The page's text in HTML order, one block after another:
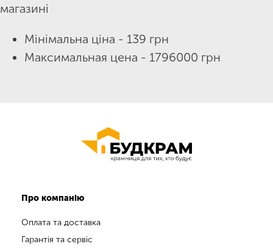
магазині
Мінімальна ціна - 139 грн
Максимальная цена - 1796000 грн
Про компанію
Оплата та доставка
Гарантія та сервіс